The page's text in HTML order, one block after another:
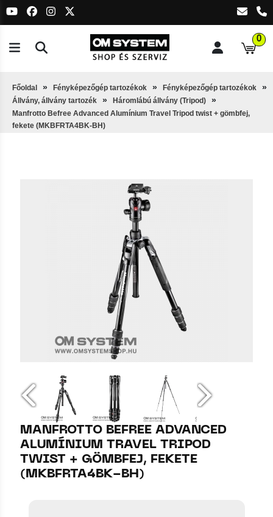
0
Főoldal Fényképezőgép tartozékok
Fényképezőgép tartozékok
Állvány, állvány tartozék
Háromlábú állvány (Tripod)
Manfrotto Befree Advanced Alumínium Travel Tripod twist + gömbfej,
fekete (MKBFRTA4BK-BH)
MANFROTTO BEFREE ADVANCED
ALUMÍNIUM TRAVEL TRIPOD
TWIST + GÖMBFEJ, FEKETE
(MKBFRTA4BK-BH)